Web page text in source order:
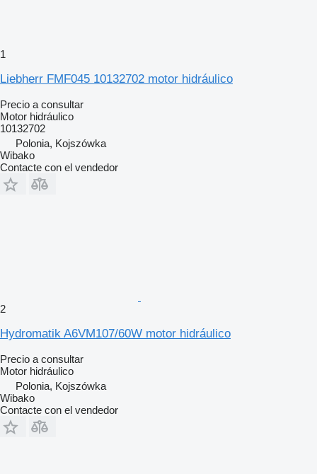
1
Liebherr FMF045 10132702 motor hidráulico
Precio a consultar
Motor hidráulico
10132702
Polonia, Kojszówka
Wibako
Contacte con el vendedor
2
Hydromatik A6VM107/60W motor hidráulico
Precio a consultar
Motor hidráulico
Polonia, Kojszówka
Wibako
Contacte con el vendedor